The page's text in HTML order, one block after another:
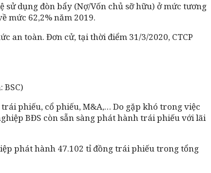
sử dụng đòn bẩy (Nợ/Vốn chủ sỡ hữu) ở mức tương
mức 62,2% năm 2019.
an toàn. Đơn cử, tại thời điểm 31/3/2020, CTCP
phiếu, cổ phiếu, M&A,… Do gặp khó trong việc
BĐS còn sẵn sàng phát hành trái phiếu với lãi
phát hành 47.102 tỉ đồng trái phiếu trong tổng